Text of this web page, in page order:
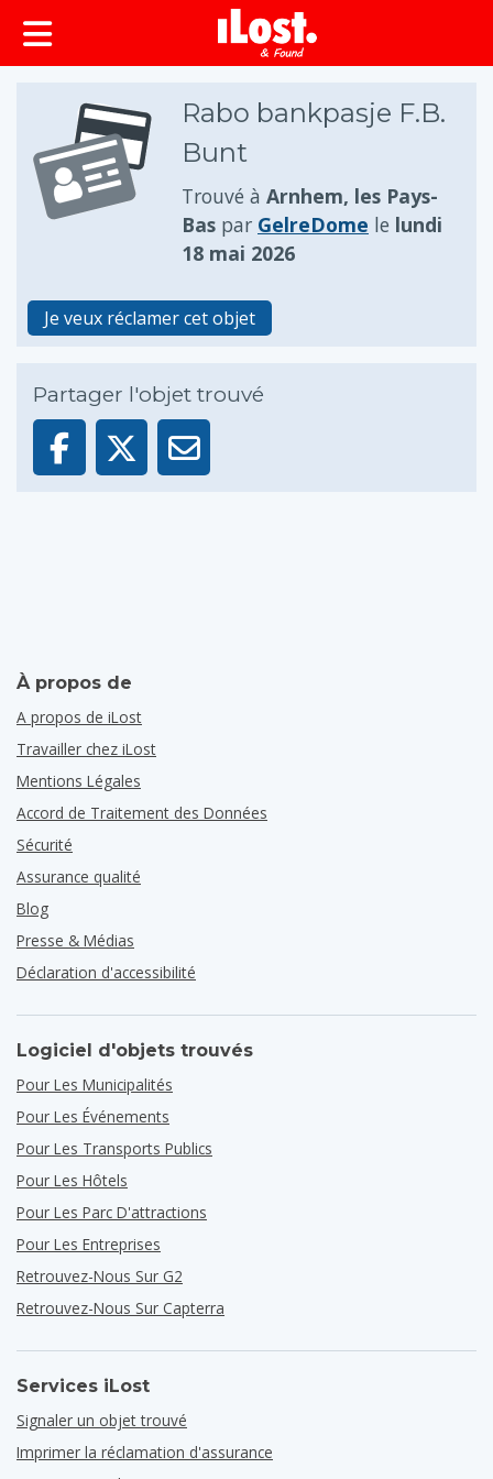
principal
Rabo bankpasje F.B.
Bunt
Trouvé à Arnhem, les Pays-
Bas par GelreDome le lundi
18 mai 2026
Je veux réclamer cet objet
Partager l'objet trouvé
À propos de
A propos de iLost
Travailler chez iLost
Mentions Légales
Accord de Traitement des Données
Sécurité
Assurance qualité
Blog
Presse & Médias
Déclaration d'accessibilité
Logiciel d'objets trouvés
Pour Les Municipalités
Pour Les Événements
Pour Les Transports Publics
Pour Les Hôtels
Pour Les Parc D'attractions
Pour Les Entreprises
Retrouvez-Nous Sur G2
Retrouvez-Nous Sur Capterra
Services iLost
Signaler un objet trouvé
Imprimer la réclamation d'assurance